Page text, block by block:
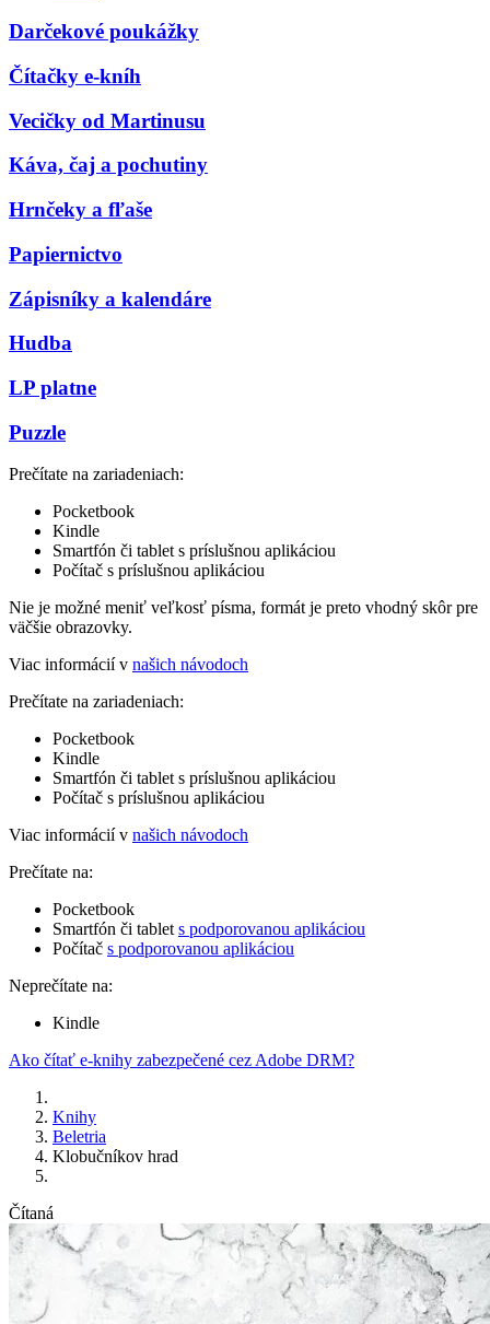
Darčekové poukážky
Čítačky e-kníh
Vecičky od Martinusu
Káva, čaj a pochutiny
Hrnčeky a fľaše
Papiernictvo
Zápisníky a kalendáre
Hudba
LP platne
Puzzle
Prečítate na zariadeniach:
Pocketbook
Kindle
Smartfón či tablet s príslušnou aplikáciou
Počítač s príslušnou aplikáciou
Nie je možné meniť veľkosť písma, formát je preto vhodný skôr pre
väčšie obrazovky.
Viac informácií v našich návodoch
Prečítate na zariadeniach:
Pocketbook
Kindle
Smartfón či tablet s príslušnou aplikáciou
Počítač s príslušnou aplikáciou
Viac informácií v našich návodoch
Prečítate na:
Pocketbook
Smartfón či tablet s podporovanou aplikáciou
Počítač s podporovanou aplikáciou
Neprečítate na:
Kindle
Ako čítať e-knihy zabezpečené cez Adobe DRM?
Knihy
Beletria
Klobučníkov hrad
Čítaná